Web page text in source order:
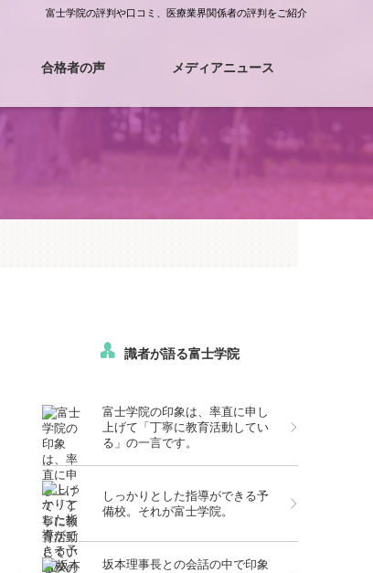
富士学院の評判や口コミ、医療業界関係者の評判をご紹介
合格者の声 メディアニュース
識者が語る富士学院
富士学院の印象は、率直に申し
上げて「丁寧に教育活動してい
る」の一言です。
しっかりとした指導ができる予
備校。それが富士学院。
坂本理事長との会話の中で印象